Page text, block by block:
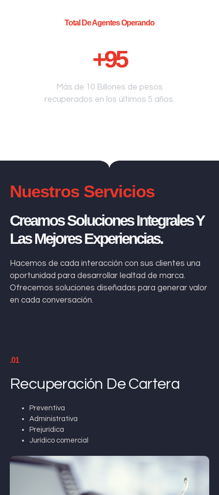
Total De Agentes Operando
+95
Más de 10 Billones de pesos
recuperados en los últimos 5 años.
Nuestros Servicios
Creamos Soluciones Integrales Y
Las Mejores Experiencias.
Hacemos de cada interacción con sus clientes una
oportunidad para desarrollar lealtad de marca.
Ofrecemos soluciones diseñadas para generar valor
en cada conversación.
.01
Recuperación De Cartera
Preventiva
Administrativa
Prejurídica
Jurídico comercial